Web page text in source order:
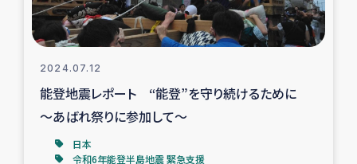
2024.07.12
能登地震レポート “能登”を守り続けるために
～あばれ祭りに参加して～
日本
令和6年能登半島地震 緊急支援